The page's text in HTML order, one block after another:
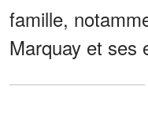
famille,
Marquay et ses